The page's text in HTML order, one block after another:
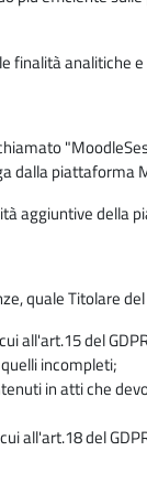
finalità analitiche
dalla
aggiuntive della
quale Titolare
all'art.15 del
incompleti;
in atti che
all'art.18 del